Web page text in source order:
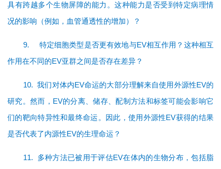
会
展
于
们
具有跨越多个生物屏障的能力。这种能力是否受到特定病理情
况的影响（例如，血管通透性的增加）？
9.
特定细胞类型是否更有效地与EV相互作用？这种相互
作用在不同的EV亚群之间是否存在差异？
10. 我们对体内EV命运的大部分理解来自使用外源性EV的
研究。然而，EV的分离、储存、配制方法和标签可能会影响它
们的靶向特异性和最终命运。因此，使用外源性EV获得的结果
是否代表了内源性EV的生理命运？
11.
多种方法已被用于评估EV在体内的生物分布，包括脂